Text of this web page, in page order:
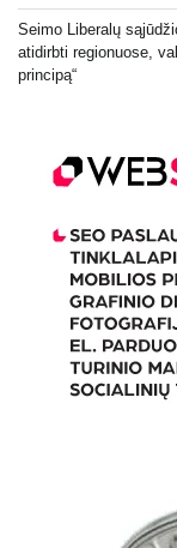
Seimo Liberalų
atidirbti regionuose,
principą“